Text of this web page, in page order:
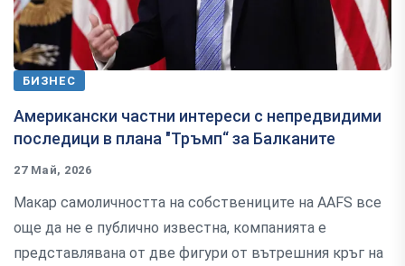
БИЗНЕС
Американски частни интереси с непредвидими
последици в плана "Тръмп“ за Балканите
27 Май, 2026
Макар самоличността на собствениците на AAFS все
още да не е публично известна, компанията е
представлявана от две фигури от вътрешния кръг на